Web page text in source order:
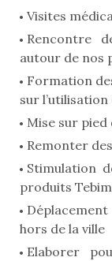
Visites
Rencontre
autour de nos
Formation
sur
Mise sur
Remonter
Stimulation
produits
hors de la ville
Elaborer